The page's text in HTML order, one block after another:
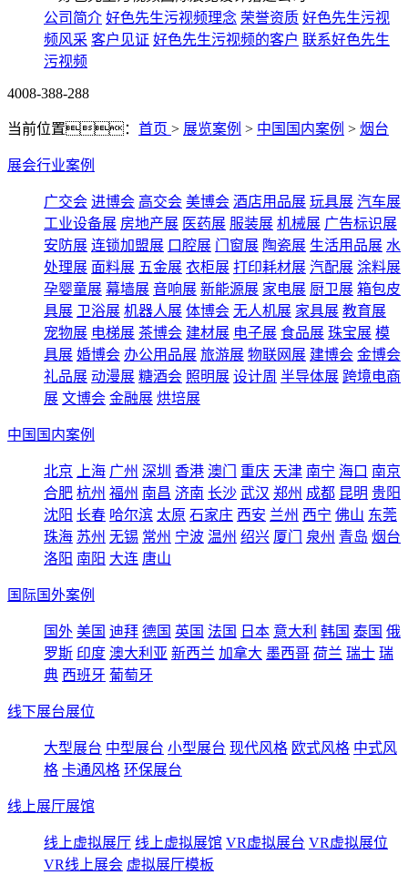
公司简介 好色先生污视频理念 荣誉资质 好色先生污视
频风采 客户见证 好色先生污视频的客户 联系好色先生
污视频
4008-388-288
当前位置： 首页 > 展览案例 > 中国国内案例 > 烟台
展会行业案例
广交会 进博会 高交会 美博会 酒店用品展 玩具展 汽车展
工业设备展 房地产展 医药展 服装展 机械展 广告标识展
安防展 连锁加盟展 口腔展 门窗展 陶瓷展 生活用品展 水
处理展 面料展 五金展 衣柜展 打印耗材展 汽配展 涂料展
孕婴童展 幕墙展 音响展 新能源展 家电展 厨卫展 箱包皮
具展 卫浴展 机器人展 体博会 无人机展 家具展 教育展
宠物展 电梯展 茶博会 建材展 电子展 食品展 珠宝展 模
具展 婚博会 办公用品展 旅游展 物联网展 建博会 金博会
礼品展 动漫展 糖酒会 照明展 设计周 半导体展 跨境电商
展 文博会 金融展 烘培展
中国国内案例
北京 上海 广州 深圳 香港 澳门 重庆 天津 南宁 海口 南京
合肥 杭州 福州 南昌 济南 长沙 武汉 郑州 成都 昆明 贵阳
沈阳 长春 哈尔滨 太原 石家庄 西安 兰州 西宁 佛山 东莞
珠海 苏州 无锡 常州 宁波 温州 绍兴 厦门 泉州 青岛 烟台
洛阳 南阳 大连 唐山
国际国外案例
国外 美国 迪拜 德国 英国 法国 日本 意大利 韩国 泰国 俄
罗斯 印度 澳大利亚 新西兰 加拿大 墨西哥 荷兰 瑞士 瑞
典 西班牙 葡萄牙
线下展台展位
大型展台 中型展台 小型展台 现代风格 欧式风格 中式风
格 卡通风格 环保展台
线上展厅展馆
线上虚拟展厅 线上虚拟展馆 VR虚拟展台 VR虚拟展位
VR线上展会 虚拟展厅模板